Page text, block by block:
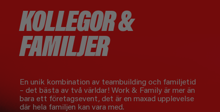
KOLLEGOR &
FAMILJER
En unik kombination av teambuilding och familjetid
– det bästa av två världar! Work & Family är mer än
bara ett företagsevent, det är en maxad upplevelse
där hela familjen kan vara med.